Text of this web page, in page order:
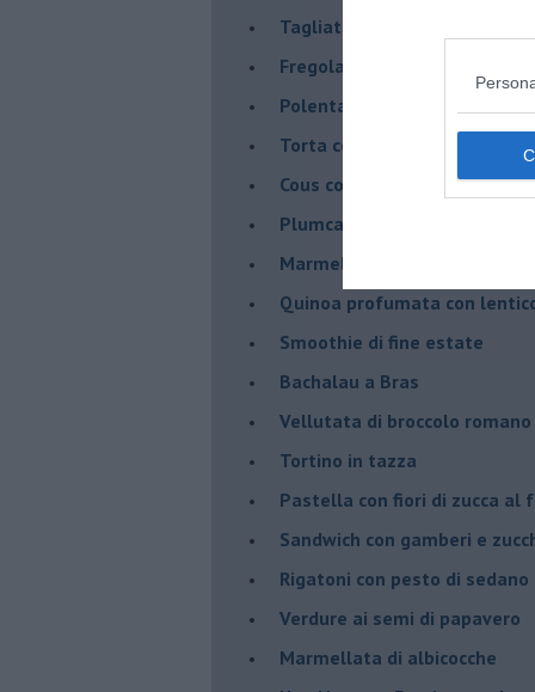
Tagliatelle di crepes
Fregola tostata con pere e
Polenta di fagioli Zolfini
Torta coccolosa
Cous cous di kamut con
Plumcake banana e cocco
Marmellata di zizzole
Quinoa profumata con
Smoothie di fine estate
Bachalau a Bras
Vellutata di broccolo romano
Tortino in tazza
Pastella con fiori di zucca al
Sandwich con gamberi e
Rigatoni con pesto di
Verdure ai semi di papavero
Marmellata di albicocche